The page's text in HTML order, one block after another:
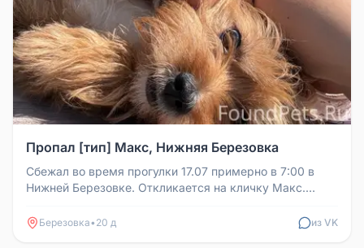
Пропал [тип] Макс, Нижняя Березовка
Сбежал во время прогулки 17.07 примерно в 7:00 в
Нижней Березовке. Откликается на кличку Макс.
Березовка• 20 д из VK